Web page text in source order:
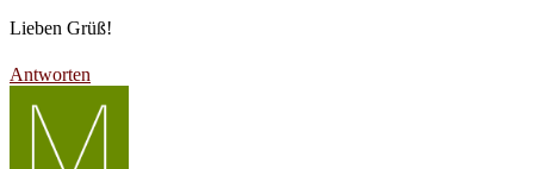
Lieben Grüß!
Antworten